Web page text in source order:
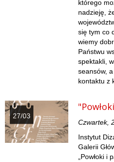
którego
nadzieję,
się tym co
wiemy
Państwu
spektakli,
seansów,
kontaktu z
27/03
Czwartek,
Instytut
Galerii
„Powłoki